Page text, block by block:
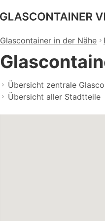
Glascontainer in der Nähe
Übersicht zentrale
Übersicht aller Stadtteile